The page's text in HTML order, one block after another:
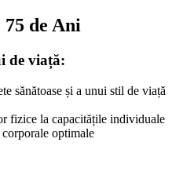
de Ani
de viață:
sănătoase și a unui stil de viață
fizice la capacitățile individuale
optimale